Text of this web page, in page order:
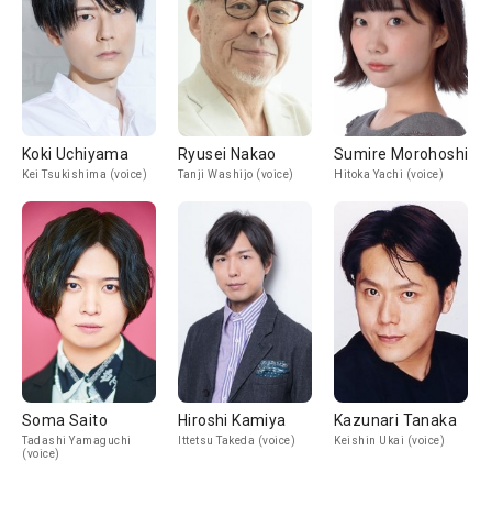
Koki Uchiyama
Kei Tsukishima (voice)
Ryusei Nakao
Tanji Washijo (voice)
Sumire Morohoshi
Hitoka Yachi (voice)
Soma Saito
Tadashi Yamaguchi
(voice)
Hiroshi Kamiya
Ittetsu Takeda (voice)
Kazunari Tanaka
Keishin Ukai (voice)